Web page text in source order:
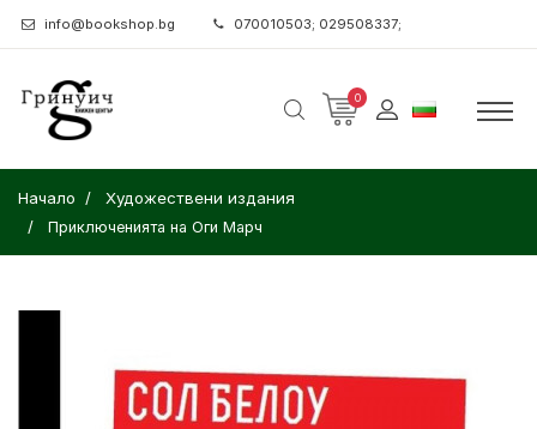
info@bookshop.bg 070010503; 029508337;
0
Начало Художествени издания
Приключенията на Оги Марч